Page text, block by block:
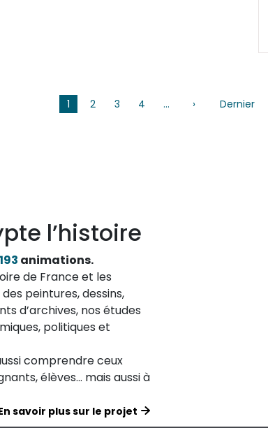
1 2 3 4 … ›
Page
Dernier
l’histoire
193 animations.
de France et les
peintures, dessins,
d’archives, nos études
politiques et
comprendre ceux
élèves… mais aussi à
savoir plus sur le projet